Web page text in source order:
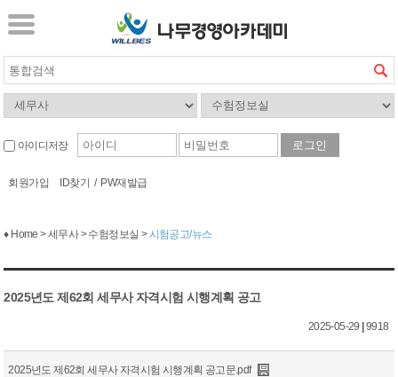
아이디저장
회원가입 ID찾기 / PW재발급
♦ Home > 세무사 > 수험정보실 >시험공고/뉴스
2025년도 제62회 세무사 자격시험 시행계획 공고
2025-05-29 |9918
2025년도 제62회 세무사 자격시험 시행계획 공고문.pdf